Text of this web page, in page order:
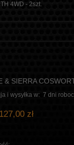
4WD - 2szt.
SIERRA
i wysyłka w: 7 dni
127,00 zł